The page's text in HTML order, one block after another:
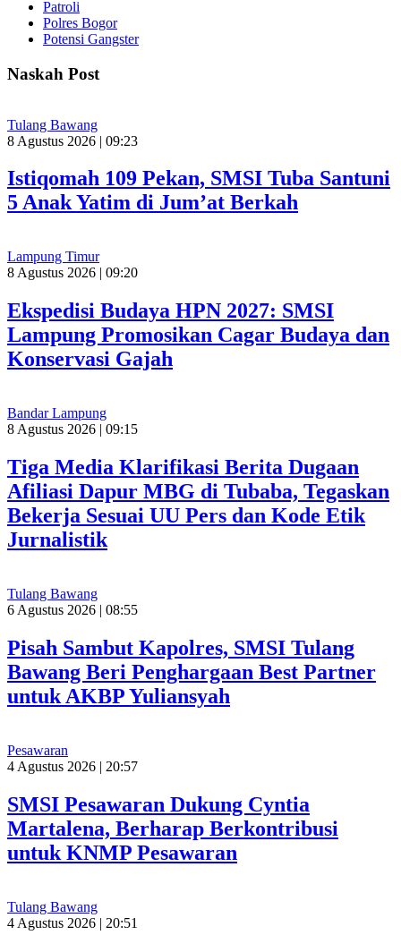
Patroli
Polres Bogor
Potensi Gangster
Naskah Post
Tulang Bawang
8 Agustus 2026 | 09:23
Istiqomah 109 Pekan, SMSI Tuba Santuni
5 Anak Yatim di Jum’at Berkah
Lampung Timur
8 Agustus 2026 | 09:20
Ekspedisi Budaya HPN 2027: SMSI
Lampung Promosikan Cagar Budaya dan
Konservasi Gajah
Bandar Lampung
8 Agustus 2026 | 09:15
Tiga Media Klarifikasi Berita Dugaan
Afiliasi Dapur MBG di Tubaba, Tegaskan
Bekerja Sesuai UU Pers dan Kode Etik
Jurnalistik
Tulang Bawang
6 Agustus 2026 | 08:55
Pisah Sambut Kapolres, SMSI Tulang
Bawang Beri Penghargaan Best Partner
untuk AKBP Yuliansyah
Pesawaran
4 Agustus 2026 | 20:57
SMSI Pesawaran Dukung Cyntia
Martalena, Berharap Berkontribusi
untuk KNMP Pesawaran
Tulang Bawang
4 Agustus 2026 | 20:51